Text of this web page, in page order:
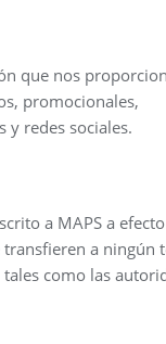
que nos
promocionales,
redes sociales.
a MAPS a
a ningún
como las